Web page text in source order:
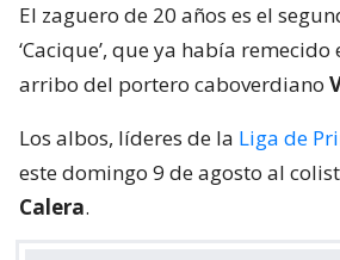
El zaguero de 20 años es el
‘Cacique’, que ya había
arribo del portero caboverdiano
Los albos, líderes de la Liga de
este domingo 9 de agosto al
Calera.